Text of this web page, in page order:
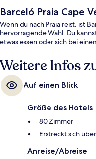
Barceló Praia Cape
Wenn du nach Praia reist, ist
hervorragende Wahl. Du
etwas essen oder sich bei
Weitere Infos
Auf einen Blick
Größe des Hotels
80 Zimmer
Erstreckt sich
Anreise/Abreise